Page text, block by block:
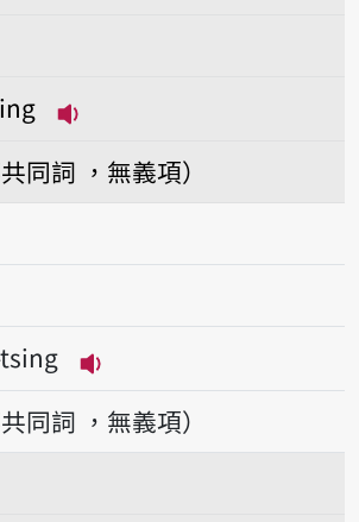
共同詞 ，無義項）
播放音讀tsuan-tsing
共同詞 ，無義項）